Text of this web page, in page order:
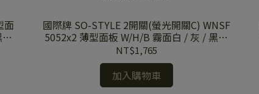
國際牌 SO-STYLE 2開關(螢光開關C) WNSF
5052x2 薄型面板 W/H/B 霧面白 / 灰 / 黑蓋
板
NT$1,765
加入購物車